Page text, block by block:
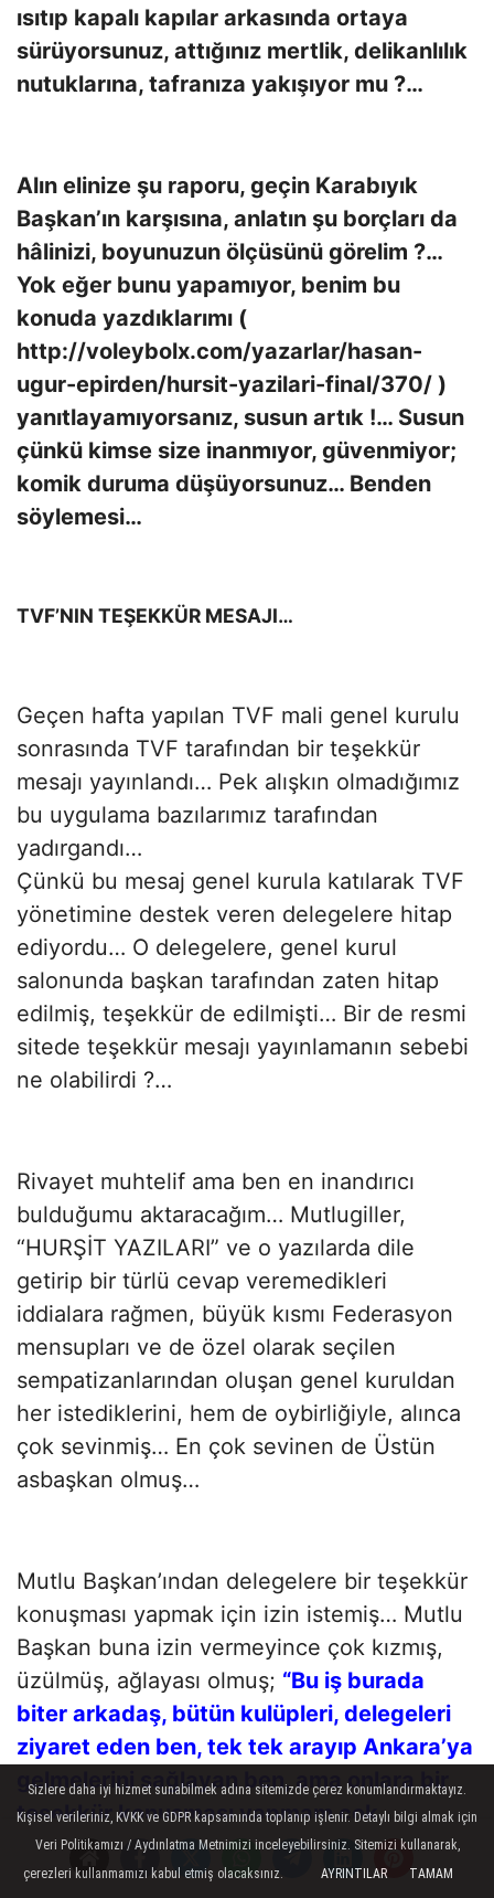
ısıtıp kapalı kapılar arkasında ortaya
sürüyorsunuz, attığınız mertlik, delikanlılık
nutuklarına, tafranıza yakışıyor mu ?…
Alın elinize şu raporu, geçin Karabıyık
Başkan’ın karşısına, anlatın şu borçları da
hâlinizi, boyunuzun ölçüsünü görelim ?…
Yok eğer bunu yapamıyor, benim bu
konuda yazdıklarımı (
http://voleybolx.com/yazarlar/hasan-
ugur-epirden/hursit-yazilari-final/370/ )
yanıtlayamıyorsanız, susun artık !… Susun
çünkü kimse size inanmıyor, güvenmiyor;
komik duruma düşüyorsunuz… Benden
söylemesi…
TVF’NIN TEŞEKKÜR MESAJI…
Geçen hafta yapılan TVF mali genel kurulu
sonrasında TVF tarafından bir teşekkür
mesajı yayınlandı… Pek alışkın olmadığımız
bu uygulama bazılarımız tarafından
yadırgandı…
Çünkü bu mesaj genel kurula katılarak TVF
yönetimine destek veren delegelere hitap
ediyordu… O delegelere, genel kurul
salonunda başkan tarafından zaten hitap
edilmiş, teşekkür de edilmişti… Bir de resmi
sitede teşekkür mesajı yayınlamanın sebebi
ne olabilirdi ?…
Rivayet muhtelif ama ben en inandırıcı
bulduğumu aktaracağım… Mutlugiller,
“HURŞİT YAZILARI” ve o yazılarda dile
getirip bir türlü cevap veremedikleri
iddialara rağmen, büyük kısmı Federasyon
mensupları ve de özel olarak seçilen
sempatizanlarından oluşan genel kuruldan
her istediklerini, hem de oybirliğiyle, alınca
çok sevinmiş… En çok sevinen de Üstün
asbaşkan olmuş…
Mutlu Başkan’ından delegelere bir teşekkür
konuşması yapmak için izin istemiş… Mutlu
Başkan buna izin vermeyince çok kızmış,
üzülmüş, ağlayası olmuş; “Bu iş burada
biter arkadaş, bütün kulüpleri, delegeleri
ziyaret eden ben, tek tek arayıp Ankara’ya
gelmelerini sağlayan ben, ama onlara bir
teşekkür konuşması yapmam çok
görülüyor.”demiş, köpürmüş… Görevi
bırakmaya kalkmış…
Sizlere daha iyi hizmet sunabilmek adına sitemizde çerez konumlandırmaktayız.
Kişisel verileriniz, KVKK ve GDPR kapsamında toplanıp işlenir. Detaylı bilgi almak için
Veri Politikamızı / Aydınlatma Metnimizi inceleyebilirsiniz. Sitemizi kullanarak,
çerezleri kullanmamızı kabul etmiş olacaksınız.
AYRINTILAR TAMAM